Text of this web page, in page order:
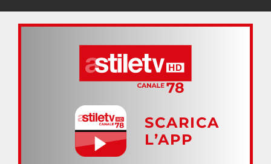
SCARICA
L’APP